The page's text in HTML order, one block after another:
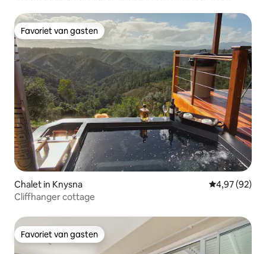
Favoriet van gasten
Favoriet van gasten
Chalet in Knysna Gemiddelde
4,97 (92)
Cliffhanger cottage
Favoriet van gasten
Favoriet van gasten